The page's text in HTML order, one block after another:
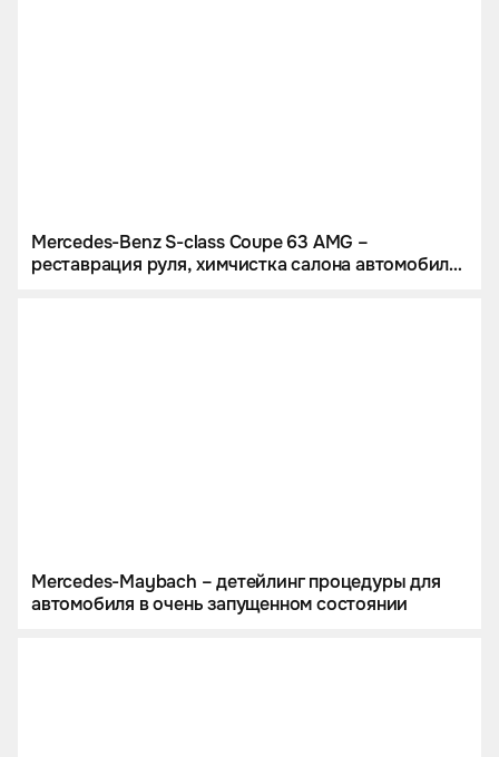
Mercedes-Benz S-class Coupe 63 AMG –
реставрация руля, химчистка салона автомобиля
Mercedes-Maybach – детейлинг процедуры для
автомобиля в очень запущенном состоянии